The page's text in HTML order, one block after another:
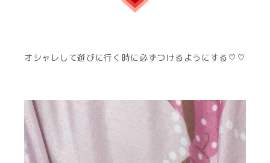
オシャレして遊びに行く時に必ずつけるようにする♡♡